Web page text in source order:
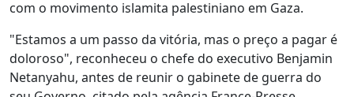
com o movimento islamita palestiniano em Gaza.
"Estamos a um passo da vitória, mas o preço a pagar é
doloroso", reconheceu o chefe do executivo Benjamin
Netanyahu, antes de reunir o gabinete de guerra do